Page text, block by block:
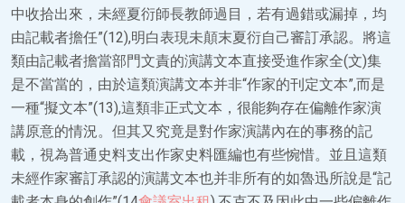
中收拾出來，未經夏衍師長教師過目，若有過錯或漏掉，均
由記載者擔任”(12),明白表現未顛末夏衍自己審訂承認。將這
類由記載者擔當部門文責的演講文本直接受進作家全(文)集
是不當當的，由於這類演講文本并非“作家的刊定文本”,而是
一種“擬文本”(13),這類非正式文本，很能夠存在偏離作家演
講原意的情況。但其又究竟是對作家演講內在的事務的記
載，視為普通史料支出作家史料匯編也有些惋惜。並且這類
未經作家審訂承認的演講文本也并非所有的如魯迅所說是“記